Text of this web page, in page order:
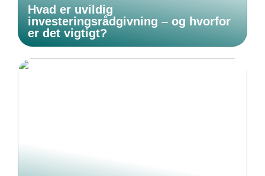
Hvad er uvildig
investeringsrådgivning – og hvorfor
er det vigtigt?